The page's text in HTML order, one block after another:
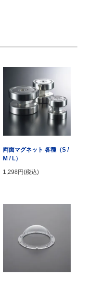
両面マグネット 各種（S /
M / L）
1,298円(税込)